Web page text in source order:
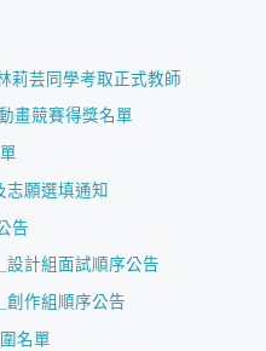
莉芸同學考取正式教師
畫競賽得獎名單
志願選填通知
告
計組面試順序公告
創作組順序公告
名單